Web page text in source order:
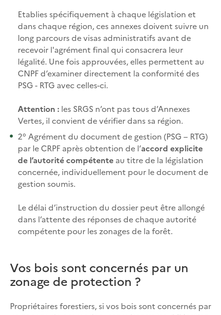
Etablies spécifiquement à chaque législation et
dans chaque région, ces annexes doivent suivre un
long parcours de visas administratifs avant de
recevoir l'agrément final qui consacrera leur
légalité. Une fois approuvées, elles permettent au
CNPF d’examiner directement la conformité des
PSG - RTG avec celles-ci.
Attention : les SRGS n’ont pas tous d’Annexes
Vertes, il convient de vérifier dans sa région.
2° Agrément du document de gestion (PSG – RTG)
par le CRPF après obtention de l’accord explicite
de l’autorité compétente au titre de la législation
concernée, individuellement pour le document de
gestion soumis.
Le délai d’instruction du dossier peut être allongé
dans l’attente des réponses de chaque autorité
compétente pour les zonages de la forêt.
Vos bois sont concernés par un
zonage de protection ?
Propriétaires forestiers, si vos bois sont concernés par